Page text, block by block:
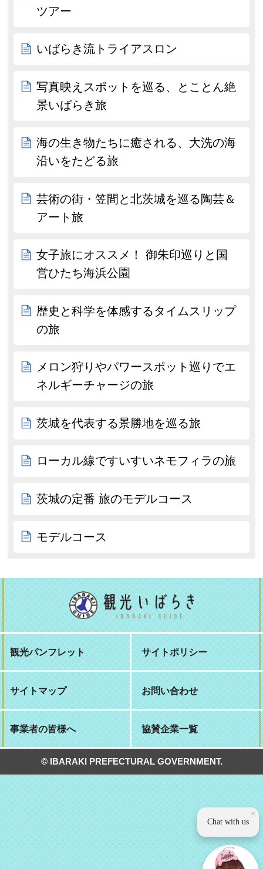
ツアー
いばらき流トライアスロン
写真映えスポットを巡る、とことん絶
景いばらき旅
海の生き物たちに癒される、大洗の海
沿いをたどる旅
芸術の街・笠間と北茨城を巡る陶芸＆
アート旅
女子旅にオススメ！ 御朱印巡りと国
営ひたち海浜公園
歴史と科学を体感するタイムスリップ
の旅
メロン狩りやパワースポット巡りでエ
ネルギーチャージの旅
茨城を代表する景勝地を巡る旅
ローカル線ですいすいネモフィラの旅
茨城の定番 旅のモデルコース
モデルコース
観光パンフレット サイトポリシー
サイトマップ お問い合わせ
事業者の皆様へ 協賛企業一覧
© IBARAKI PREFECTURAL GOVERNMENT.
×
Chat with us